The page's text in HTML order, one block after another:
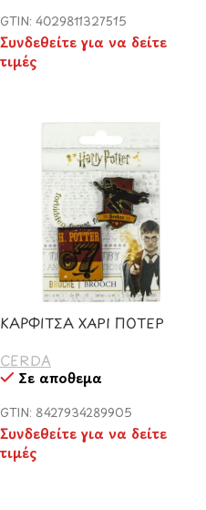
GTIN: 4029811327515
Συνδεθείτε για να δείτε
τιμές
ΚΑΡΦΙΤΣΑ ΧΑΡΙ ΠΟΤΕΡ
CERDA
Σε απόθεμα
GTIN: 8427934289905
Συνδεθείτε για να δείτε
τιμές